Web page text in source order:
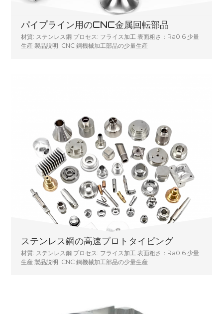
パイプライン用のCNC金属回転部品
材質: ステンレス鋼 プロセス: フライス加工 表面粗さ：Ra0.6 少量
生産 製品説明: CNC 鋼機械加工部品の少量生産
ステンレス鋼の高速プロトタイピング
材質: ステンレス鋼 プロセス: フライス加工 表面粗さ：Ra0.6 少量
生産 製品説明: CNC 鋼機械加工部品の少量生産